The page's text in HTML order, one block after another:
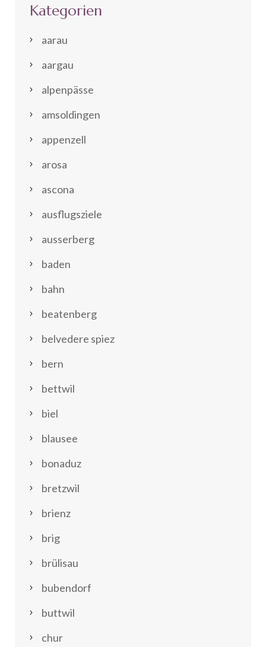
Kategorien
aarau
aargau
alpenpässe
amsoldingen
appenzell
arosa
ascona
ausflugsziele
ausserberg
baden
bahn
beatenberg
belvedere spiez
bern
bettwil
biel
blausee
bonaduz
bretzwil
brienz
brig
brülisau
bubendorf
buttwil
chur